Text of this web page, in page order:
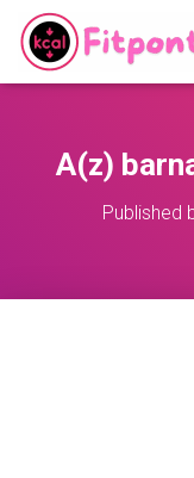
A(z)
Published